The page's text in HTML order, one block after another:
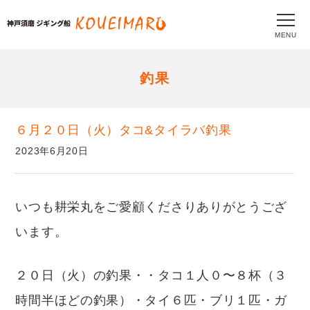
MENU
釣果
６月２０日（火）タコ&タイラバ釣果
2023年6月20日
いつも耕栄丸をご愛顧くださりありがとうござ
います。
２０日（火）の釣果・・タコ１人０〜８杯（３
時間半ほどの釣果）・タイ６匹・ブリ１匹・ガ